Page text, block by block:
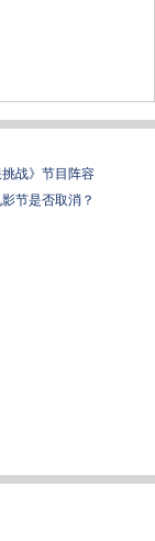
挑战》节目阵容
节是否取消？